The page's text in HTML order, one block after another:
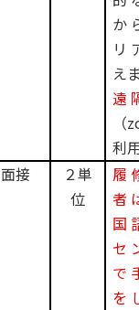
か
リ
え
遠
利
面接
２単
位
履
者
国
セ
で
を